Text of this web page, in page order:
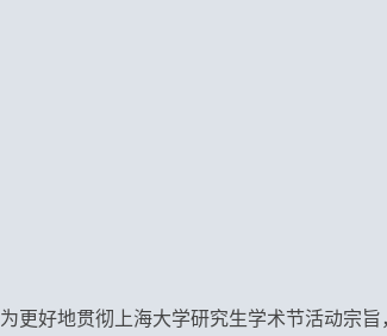
为更好地贯彻上海大学研究生学术节活动宗